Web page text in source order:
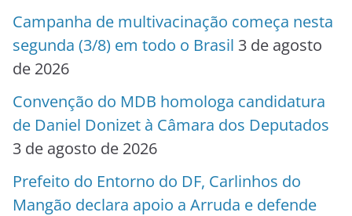
Campanha de multivacinação começa nesta
segunda (3/8) em todo o Brasil 3 de agosto
de 2026
Convenção do MDB homologa candidatura
de Daniel Donizet à Câmara dos Deputados
3 de agosto de 2026
Prefeito do Entorno do DF, Carlinhos do
Mangão declara apoio a Arruda e defende